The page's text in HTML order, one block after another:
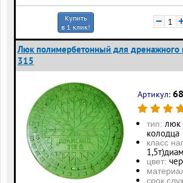
Купить
в 1 клик!
−
Люк полимербетонный для дренажного
315
Артикул:
тип: люк
колодца
класс
цвет:
срок